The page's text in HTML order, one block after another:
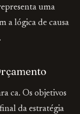
uma
a lógica de causa
ca. Os objetivos
da estratégia